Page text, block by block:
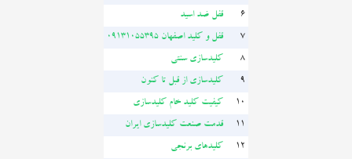
6
قفل ضد اسید
7
قفل و کلید اصفهان 09131055395
8
کلیدسازی سنتی
9
کلیدسازی از قبل تا کنون
10
کیفیت کلید خام کلیدسازی
11
قدمت صنعت کلیدسازی ایران
12
کلیدهای برنجی